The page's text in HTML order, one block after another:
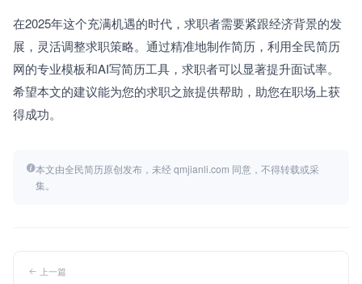
在2025年这个充满机遇的时代，求职者需要紧跟经济背景的发
展，灵活调整求职策略。通过精准地制作简历，利用全民简历
网的专业模板和AI写简历工具，求职者可以显著提升面试率。
希望本文的建议能为您的求职之旅提供帮助，助您在职场上获
得成功。
本文由全民简历原创发布，未经 qmjianli.com 同意，不得转载或采
集。
上一篇